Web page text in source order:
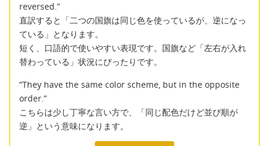
reversed.”
直訳すると「二つの国旗は同じ色を使っているが、逆になっ
ている」となります。
短く、口語的で使いやすい表現です。国旗など「左右が入れ
替わっている」状況にぴったりです。
“They have the same color scheme, but in the opposite
order.”
こちらは少し丁寧な言い方で、「同じ配色だけど並び順が
逆」という意味になります。